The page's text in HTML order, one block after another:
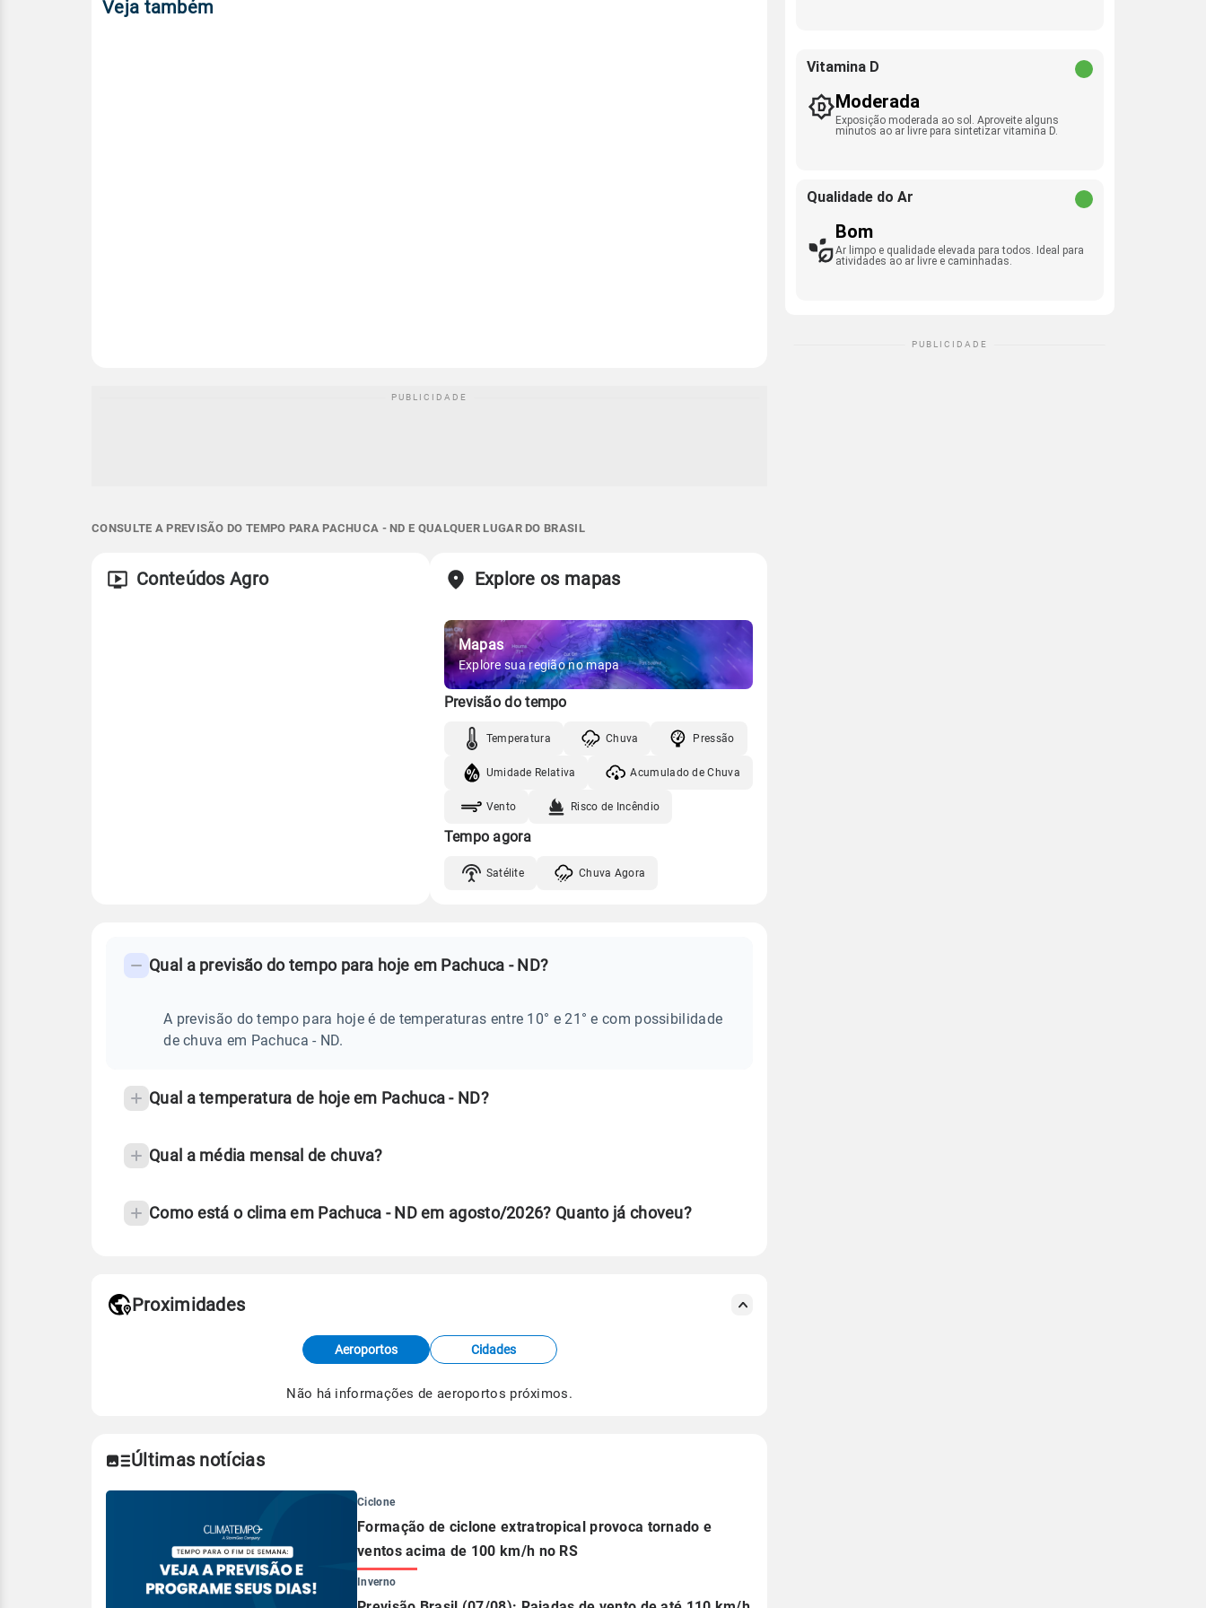
Veja também
CONSULTE A PREVISÃO DO TEMPO PARA PACHUCA - ND E QUALQUER LUGAR DO BRASIL
Conteúdos Agro Explore os mapas
Mapas
Explore sua região no mapa
Previsão do tempo
Temperatura Chuva Pressão
Umidade Relativa Acumulado de Chuva
Vento Risco de Incêndio
Tempo agora
Satélite Chuva Agora
PREVISÃO
frequentes
temperatura
Qual a previsão do tempo para hoje em Pachuca - ND?
A previsão do tempo para hoje é de temperaturas entre 10° e 21° e com possibilidade
de chuva em Pachuca - ND.
Qual a temperatura de hoje em Pachuca - ND?
Qual a média mensal de chuva?
Como está o clima em Pachuca - ND em agosto/2026? Quanto já choveu?
de Tempo e Estudos Climáticos (CPTEC).
Proximidades
Aeroportos Cidades
Não há informações de aeroportos próximos.
Últimas notícias
Ciclone
Formação de ciclone extratropical provoca tornado e
ventos acima de 100 km/h no RS
Inverno
Vitamina D
Moderada
Exposição moderada ao sol. Aproveite alguns
minutos ao ar livre para sintetizar vitamina D.
Qualidade do Ar
Bom
Ar limpo e qualidade elevada para todos. Ideal para
atividades ao ar livre e caminhadas.